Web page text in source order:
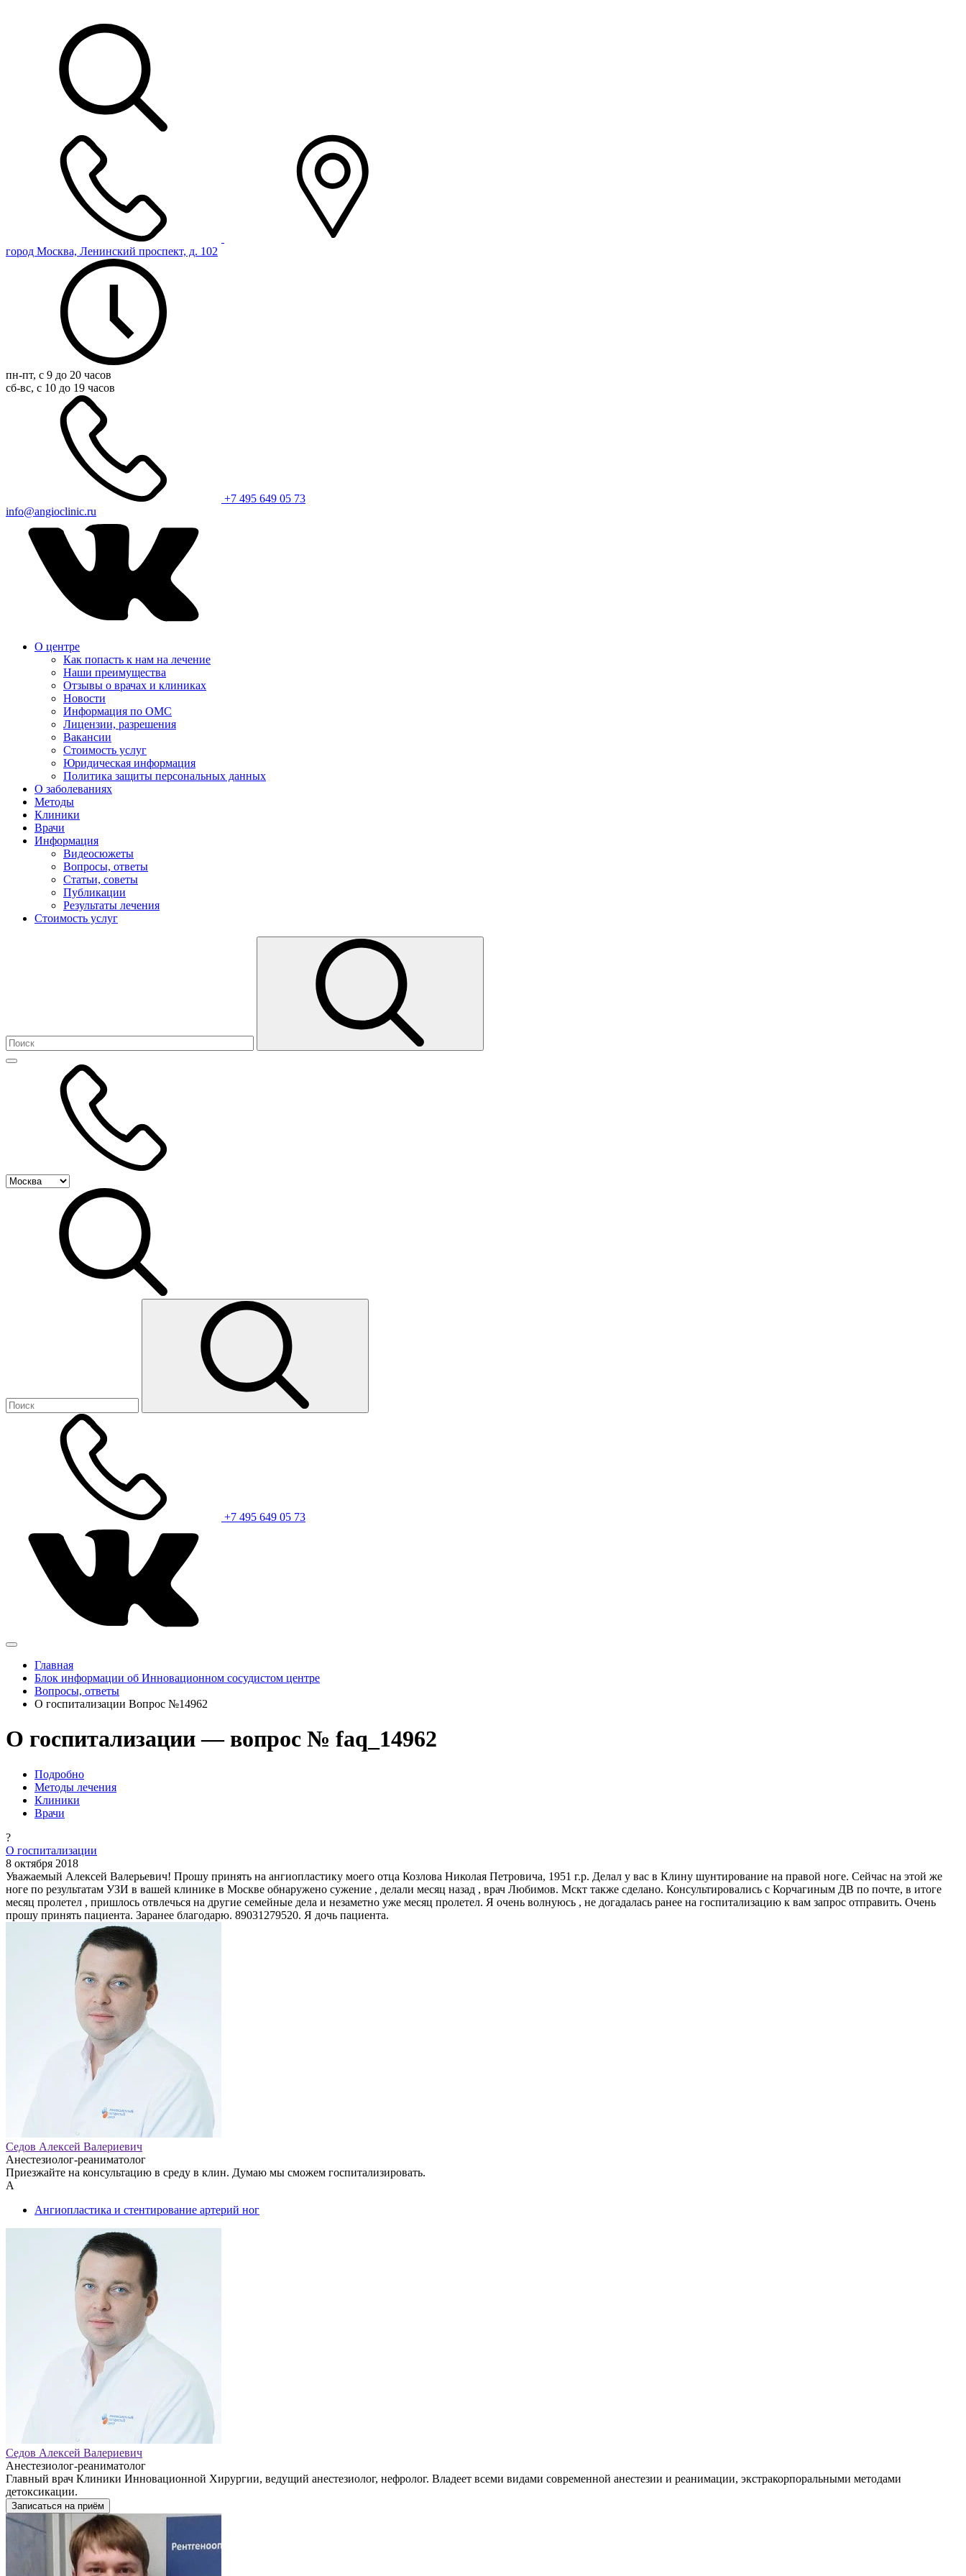
город Москва, Ленинский проспект, д. 102
пн-пт, с 9 до 20 часов
сб-вс, с 10 до 19 часов
+7 495 649 05 73
info@angioclinic.ru
О центре
Как попасть к нам на лечение
Наши преимущества
Отзывы о врачах и клиниках
Новости
Информация по ОМС
Лицензии, разрешения
Вакансии
Стоимость услуг
Юридическая информация
Политика защиты персональных данных
О заболеваниях
Методы
Клиники
Врачи
Информация
Видеосюжеты
Вопросы, ответы
Статьи, советы
Публикации
Результаты лечения
Стоимость услуг
+7 495 649 05 73
Главная
Блок информации об Инновационном сосудистом центре
Вопросы, ответы
О госпитализации Вопрос №14962
О госпитализации — вопрос № faq_14962
Подробно
Методы лечения
Клиники
Врачи
?
О госпитализации
8 октября 2018
Уважаемый Алексей Валерьевич! Прошу принять на ангиопластику моего отца Козлова Николая Петровича, 1951 г.р. Делал у вас в Клину шунтирование на правой ноге. Сейчас на этой же
ноге по результатам УЗИ в вашей клинике в Москве обнаружено сужение , делали месяц назад , врач Любимов. Мскт также сделано. Консультировались с Корчагиным ДВ по почте, в итоге
месяц пролетел , пришлось отвлечься на другие семейные дела и незаметно уже месяц пролетел. Я очень волнуюсь , не догадалась ранее на госпитализацию к вам запрос отправить. Очень
прошу принять пациента. Заранее благодарю. 89031279520. Я дочь пациента.
Седов Алексей Валериевич
Анестезиолог-реаниматолог
Приезжайте на консультацию в среду в клин. Думаю мы сможем госпитализировать.
А
Ангиопластика и стентирование артерий ног
Седов Алексей Валериевич
Анестезиолог-реаниматолог
Главный врач Клиники Инновационной Хирургии, ведущий анестезиолог, нефролог. Владеет всеми видами современной анестезии и реанимации, экстракорпоральными методами
детоксикации.
Записаться на приём